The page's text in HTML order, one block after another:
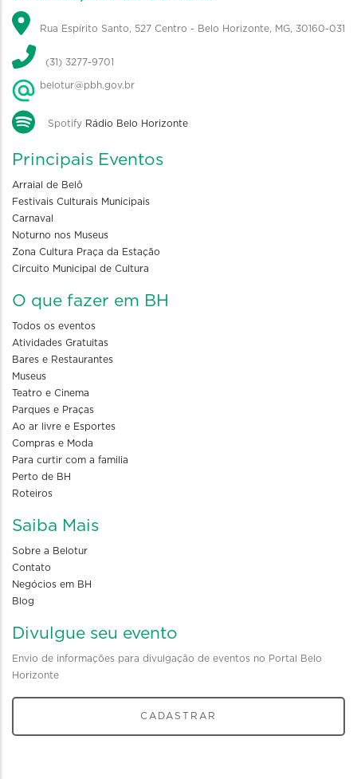
Rua Espírito Santo, 527 Centro - Belo Horizonte, MG, 30160-031
(31) 3277-9701
belotur@pbh.gov.br
Spotify Rádio Belo Horizonte
Principais Eventos
Arraial de Belô
Festivais Culturais Municipais
Carnaval
Noturno nos Museus
Zona Cultura Praça da Estação
Circuito Municipal de Cultura
O que fazer em BH
Todos os eventos
Atividades Gratuitas
Bares e Restaurantes
Museus
Teatro e Cinema
Parques e Praças
Ao ar livre e Esportes
Compras e Moda
Para curtir com a familia
Perto de BH
Roteiros
Saiba Mais
Sobre a Belotur
Contato
Negócios em BH
Blog
Divulgue seu evento
Envio de informações para divulgação de eventos no Portal Belo
Horizonte
CADASTRAR